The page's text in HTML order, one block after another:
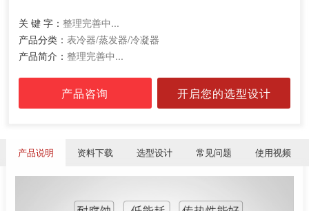
关 键 字： 整理完善中...
产品分类： 表冷器/蒸发器/冷凝器
产品简介： 整理完善中...
产品咨询 开启您的选型设计
产品说明 资料下载 选型设计 常见问题 使用视频